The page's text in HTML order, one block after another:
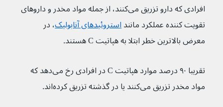
افرادی که دارو تزریق می‌کنند، از جمله مواد مخدر و داروهای
تقویت کننده عملکرد مانند استروئیدهای آنابولیک، در
معرض بالاترین خطر ابتلا به هپاتیت C هستند.
تقریبا ۹۰ درصد موارد هپاتیت C در افرادی رخ می‌دهد که
مواد مخدر تزریق می‌کنند یا در گذشته تزریق کرده‌اند.